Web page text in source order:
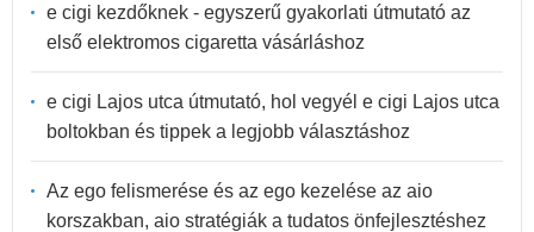
e cigi kezdőknek - egyszerű gyakorlati útmutató az
első elektromos cigaretta vásárláshoz
e cigi Lajos utca útmutató, hol vegyél e cigi Lajos utca
boltokban és tippek a legjobb választáshoz
Az ego felismerése és az ego kezelése az aio
korszakban, aio stratégiák a tudatos önfejlesztéshez